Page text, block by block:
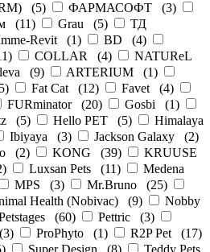
(5) ФАРМАСОФТ (3)
(11) Grau (5)
ТД
Revit (1) BD (4)
) COLLAR (4)
NATUReL
(9) ARTERIUM (1)
) Fat Cat (12) Favet (4)
FURminator(20) Gosbi (1)
(5) Hello PET (5)
Himalaya
Ibiyaya (3) Jackson Galaxy (2)
(2) KONG (39)
KRUUSE
) Luxsan Pets (11)
Medena
MPS (3) Mr.Bruno (25)
Health (Nobivac) (9)
Nobby
(60) Pettric (3)
3) ProPhyto (1) R2P Pet (17)